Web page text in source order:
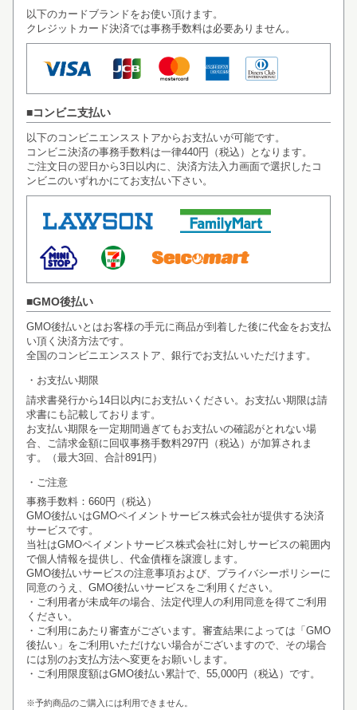
以下のカードブランドをお使い頂けます。
クレジットカード決済では事務手数料は必要ありません。
コンビニ支払い
以下のコンビニエンスストアからお支払いが可能です。
コンビニ決済の事務手数料は一律440円（税込）となります。
ご注文日の翌日から3日以内に、決済方法入力画面で選択したコ
ンビニのいずれかにてお支払い下さい。
GMO後払い
GMO後払いとはお客様の手元に商品が到着した後に代金をお支払
い頂く決済方法です。
全国のコンビニエンスストア、銀行でお支払いいただけます。
お支払い期限
請求書発行から14日以内にお支払いください。お支払い期限は請
求書にも記載しております。
お支払い期限を一定期間過ぎてもお支払いの確認がとれない場
合、ご請求金額に回収事務手数料297円（税込）が加算されま
す。（最大3回、合計891円）
ご注意
事務手数料：660円（税込）
GMO後払いはGMOペイメントサービス株式会社が提供する決済
サービスです。
当社はGMOペイメントサービス株式会社に対しサービスの範囲内
で個人情報を提供し、代金債権を譲渡します。
GMO後払いサービスの注意事項および、 プライバシーポリシーに
同意のうえ、GMO後払いサービスをご利用ください。
・ご利用者が未成年の場合、法定代理人の利用同意を得てご利用
ください。
・ご利用にあたり審査がございます。審査結果によっては「GMO
後払い」をご利用いただけない場合がございますので、その場合
には別のお支払方法へ変更をお願いします。
・ご利用限度額はGMO後払い累計で、55,000円（税込）です。
※予約商品のご購入には利用できません。